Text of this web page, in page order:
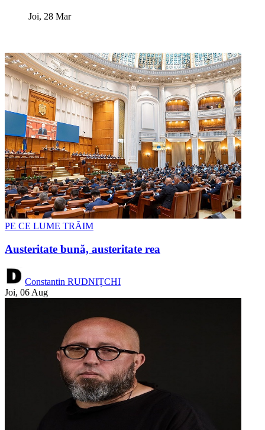
Joi, 28 Mar
PE CE LUME TRĂIM
Austeritate bună, austeritate rea
Constantin RUDNIȚCHI
Joi, 06 Aug